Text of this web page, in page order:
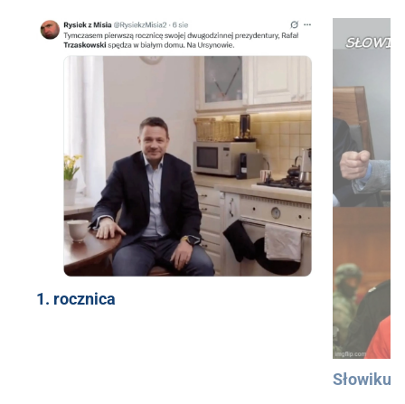
1. rocznica
Słowiku